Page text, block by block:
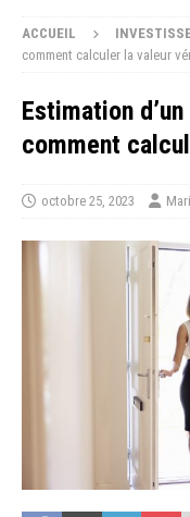
ACCUEIL
comment calculer la valeur
Estimation
comment
octobre 25, 2023